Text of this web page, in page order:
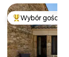
Wybór gości